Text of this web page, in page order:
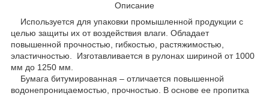
Описание
Используется для упаковки промышленной продукции с
целью защиты их от воздействия влаги. Обладает
повышенной прочностью, гибкостью, растяжимостью,
эластичностью. Изготавливается в рулонах шириной от 1000
мм до 1250 мм.
Бумага битумированная – отличается повышенной
водонепроницаемостью, прочностью. В основе ее пропитка